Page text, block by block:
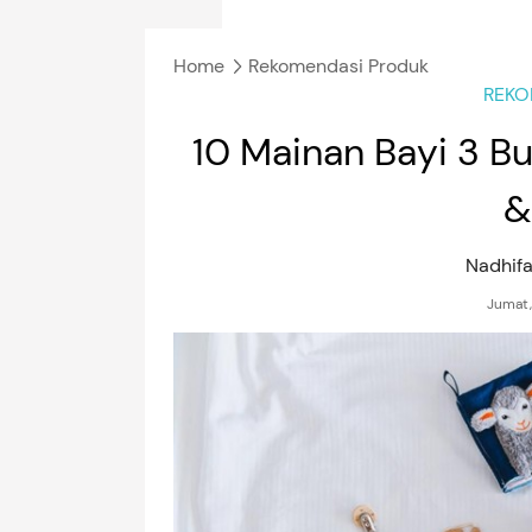
Home
Rekomendasi Produk
10 Mainan Bayi 3